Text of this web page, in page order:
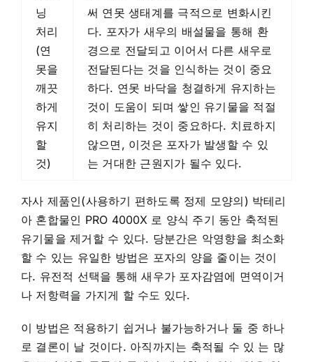
닝
처리
(연
못을
깨끗
하게
유지
할
것)
써 연못 생태계를 극적으로 변화시킨
다. 포자가 새우의 배설물을 통해 환
경으로 전달되고 이어서 다른 새우로
전달된다는 것을 인식하는 것이 중요
하다. 연못 바닥을 청결하게 유지하는
것이 도움이 되며 쌓인 유기물을 적절
히 처리하는 것이 중요하다. 치료하지
않으면, 이것은 포자가 발생할 수 있
는 거대한 근원지가 될수 있다.
자사 제품인(사용하기 편하도록 정제 모양의) 박테리
아 혼합물인 PRO 4000X 로 양식 주기 동안 축적된
유기물을 제거할 수 있다. 당분간은 악영향을 최소화
할 수 있는 유일한 방법은 포자의 양을 줄이는 것이
다. 유전적 선택을 통해 새우가 포자감염에 면역이거
나 저항력을 가지게 할 수도 있다.
이 방법은 적용하기 쉽거나 불가능하거나 둘 중 하나
로 결론이 날 것이다. 아직까지는 축적될 수 있 는 많